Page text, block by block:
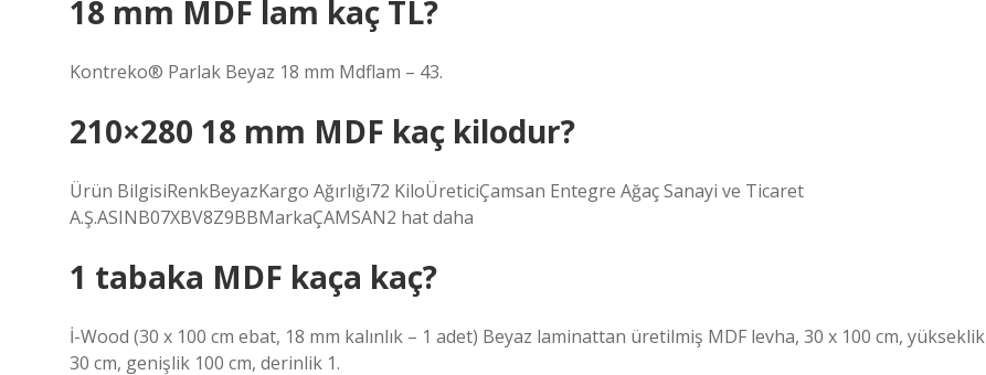
18 mm MDF lam kaç TL?
Kontreko® Parlak Beyaz 18 mm Mdflam – 43.
210×280 18 mm MDF kaç kilodur?
Ürün BilgisiRenkBeyazKargo Ağırlığı72 KiloÜreticiÇamsan Entegre Ağaç Sanayi ve Ticaret
A.Ş.ASINB07XBV8Z9BBMarkaÇAMSAN2 hat daha
1 tabaka MDF kaça kaç?
İ-Wood (30 x 100 cm ebat, 18 mm kalınlık – 1 adet) Beyaz laminattan üretilmiş MDF levha, 30 x 100 cm, yükseklik
30 cm, genişlik 100 cm, derinlik 1.